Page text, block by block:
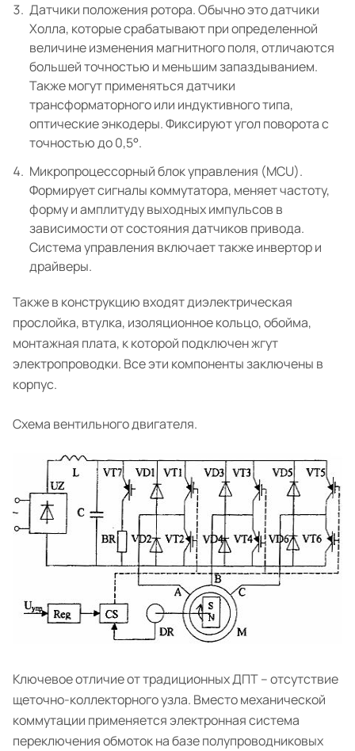
Датчики положения ротора. Обычно это датчики
Холла, которые срабатывают при определенной
величине изменения магнитного поля, отличаются
большей точностью и меньшим запаздыванием.
Также могут применяться датчики
трансформаторного или индуктивного типа,
оптические энкодеры. Фиксируют угол поворота с
точностью до 0,5°.
Микропроцессорный блок управления (MCU).
Формирует сигналы коммутатора, меняет частоту,
форму и амплитуду выходных импульсов в
зависимости от состояния датчиков привода.
Система управления включает также инвертор и
драйверы.
Также в конструкцию входят диэлектрическая
прослойка, втулка, изоляционное кольцо, обойма,
монтажная плата, к которой подключен жгут
электропроводки. Все эти компоненты заключены в
корпус.
Схема вентильного двигателя.
Ключевое отличие от традиционных ДПТ – отсутствие
щеточно-коллекторного узла. Вместо механической
коммутации применяется электронная система
переключения обмоток на базе полупроводниковых